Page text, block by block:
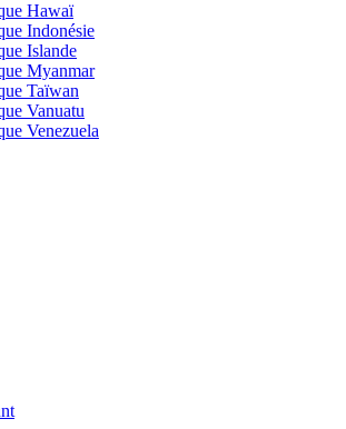
Hawaï
Indonésie
Islande
Myanmar
Taïwan
Vanuatu
Venezuela